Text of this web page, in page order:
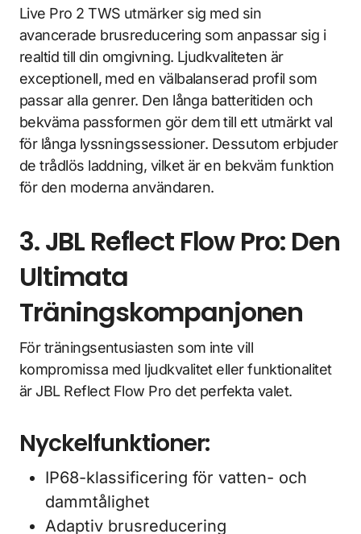
Live Pro 2 TWS utmärker sig med sin
avancerade brusreducering som anpassar sig i
realtid till din omgivning. Ljudkvaliteten är
exceptionell, med en välbalanserad profil som
passar alla genrer. Den långa batteritiden och
bekväma passformen gör dem till ett utmärkt val
för långa lyssningssessioner. Dessutom erbjuder
de trådlös laddning, vilket är en bekväm funktion
för den moderna användaren.
3. JBL Reflect Flow Pro: Den
Ultimata
Träningskompanjonen
För träningsentusiasten som inte vill
kompromissa med ljudkvalitet eller funktionalitet
är JBL Reflect Flow Pro det perfekta valet.
Nyckelfunktioner:
IP68-klassificering för vatten- och
dammtålighet
Adaptiv brusreducering